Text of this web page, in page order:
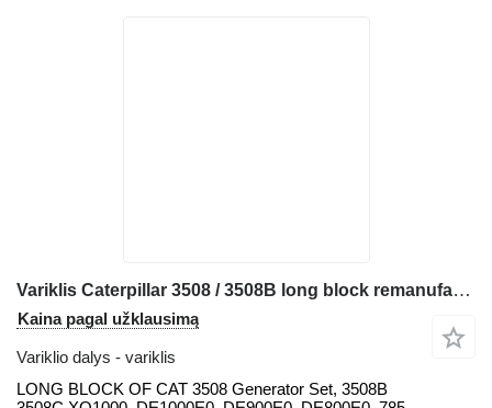
Variklis Caterpillar 3508 / 3508B long block remanufactured LONG
Kaina pagal užklausimą
Variklio dalys - variklis
LONG BLOCK OF CAT 3508 Generator Set, 3508B